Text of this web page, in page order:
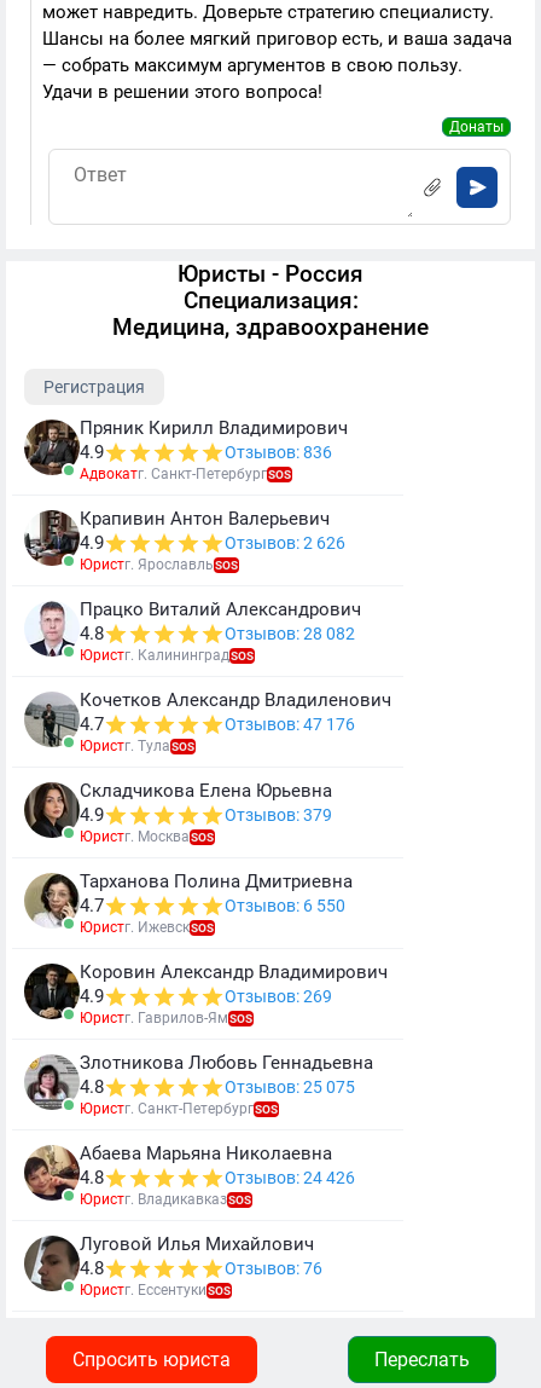
может навредить. Доверьте стратегию специалисту.
Шансы на более мягкий приговор есть, и ваша задача
— собрать максимум аргументов в свою пользу.
Удачи в решении этого вопроса!
Донаты
Спросить юриста Переслать
Юристы - Россия
Специализация:
Медицина, здравоохранение
Регистрация
Пряник Кирилл Владимирович
4.9
Отзывов: 836
Адвокатг. Санкт-ПетербургSOS
Крапивин Антон Валерьевич
4.9
Отзывов: 2 626
Юристг. ЯрославльSOS
Працко Виталий Александрович
4.8
Отзывов: 28 082
Юристг. КалининградSOS
Кочетков Александр Владиленович
4.7
Отзывов: 47 176
Юристг. ТулаSOS
Складчикова Елена Юрьевна
4.9
Отзывов: 379
Юристг. МоскваSOS
Тарханова Полина Дмитриевна
4.7
Отзывов: 6 550
Юристг. ИжевскSOS
Коровин Александр Владимирович
4.9
Отзывов: 269
Юристг. Гаврилов-ЯмSOS
Злотникова Любовь Геннадьевна
4.8
Отзывов: 25 075
Юристг. Санкт-ПетербургSOS
Абаева Марьяна Николаевна
4.8
Отзывов: 24 426
Юристг. ВладикавказSOS
Луговой Илья Михайлович
4.8
Отзывов: 76
Юристг. ЕссентукиSOS